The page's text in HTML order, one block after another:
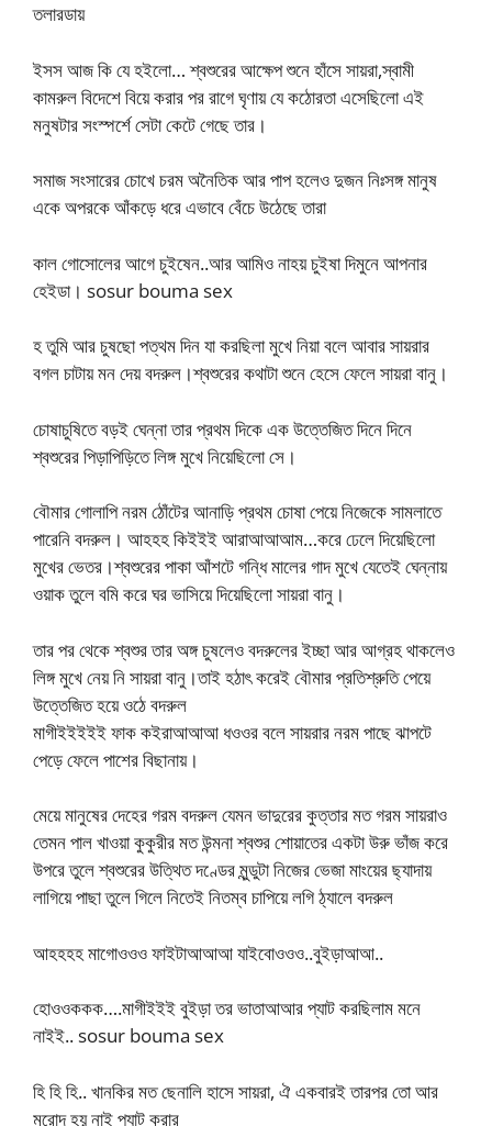
তলারডায়
ইসস আজ কি যে হইলো… শ্বশুরের আক্ষেপ শুনে হাঁসে সায়রা,স্বামী
কামরুল বিদেশে বিয়ে করার পর রাগে ঘৃণায় যে কঠোরতা এসেছিলো এই
মনুষটার সংস্পর্শে সেটা কেটে গেছে তার।
সমাজ সংসারের চোখে চরম অনৈতিক আর পাপ হলেও দুজন নিঃসঙ্গ মানুষ
একে অপরকে আঁকড়ে ধরে এভাবে বেঁচে উঠেছে তারা
কাল গোসোলের আগে চুইষেন..আর আমিও নাহয় চুইষা দিমুনে আপনার
হেইডা। sosur bouma sex
হ তুমি আর চুষছো পত্থম দিন যা করছিলা মুখে নিয়া বলে আবার সায়রার
বগল চাটায় মন দেয় বদরুল।শ্বশুরের কথাটা শুনে হেসে ফেলে সায়রা বানু।
চোষাচুষিতে বড়ই ঘেন্না তার প্রথম দিকে এক উত্তেজিত দিনে দিনে
শ্বশুরের পিড়াপিড়িতে লিঙ্গ মুখে নিয়েছিলো সে।
বৌমার গোলাপি নরম ঠোঁটের আনাড়ি প্রথম চোষা পেয়ে নিজেকে সামলাতে
পারেনি বদরুল। আহহহ কিইইই আরাআআআম…করে ঢেলে দিয়েছিলো
মুখের ভেতর।শ্বশুরের পাকা আঁশটে গন্ধি মালের গাদ মুখে যেতেই ঘেন্নায়
ওয়াক তুলে বমি করে ঘর ভাসিয়ে দিয়েছিলো সায়রা বানু।
তার পর থেকে শ্বশুর তার অঙ্গ চুষলেও বদরুলের ইচ্ছা আর আগ্রহ থাকলেও
লিঙ্গ মুখে নেয় নি সায়রা বানু।তাই হঠাৎ করেই বৌমার প্রতিশ্রুতি পেয়ে
উত্তেজিত হয়ে ওঠে বদরুল
মাগীইইইইই ফাক কইরাআআআ ধওওর বলে সায়রার নরম পাছে ঝাপটে
পেড়ে ফেলে পাশের বিছানায়।
মেয়ে মানুষের দেহের গরম বদরুল যেমন ভাদুরের কুত্তার মত গরম সায়রাও
তেমন পাল খাওয়া কুকুরীর মত উন্মনা শ্বশুর শোয়াতের একটা উরু ভাঁজ করে
উপরে তুলে শ্বশুরের উত্থিত দণ্ডের মুন্ডুটা নিজের ভেজা মাংয়ের ছ্যাদায়
লাগিয়ে পাছা তুলে গিলে নিতেই নিতম্ব চাপিয়ে লগি ঠ্যালে বদরুল
আহহহহ মাগোওওও ফাইটাআআআ যাইবোওওও..বুইড়াআআ..
হোওওককক….মাগীইইই বুইড়া তর ভাতাআআর প্যাট করছিলাম মনে
নাইই.. sosur bouma sex
হি হি হি.. খানকির মত ছেনালি হাসে সায়রা, ঐ একবারই তারপর তো আর
মুরোদ হয় নাই প্যাট করার